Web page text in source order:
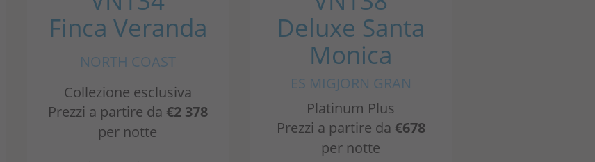
Finca Veranda
NORTH COAST
Collezione esclusiva
Prezzi a partire da €2 378
per notte
Deluxe Santa
Monica
ES MIGJORN GRAN
Platinum Plus
Prezzi a partire da €678
per notte